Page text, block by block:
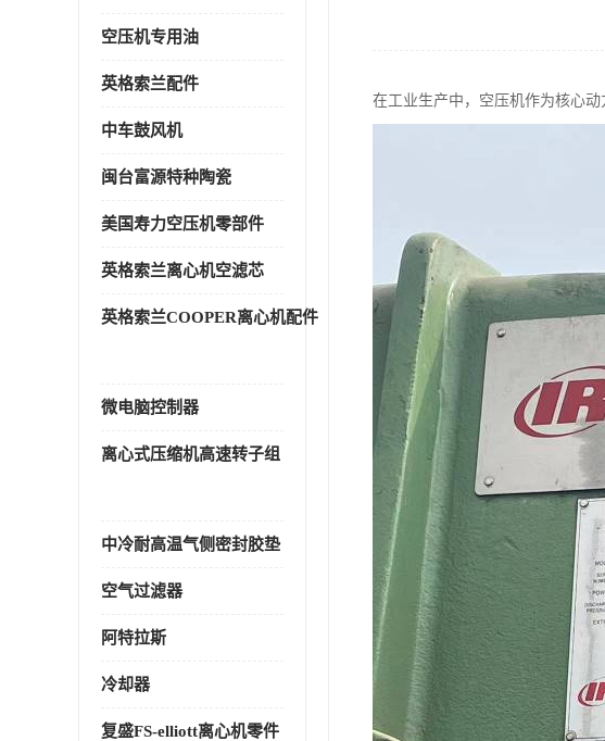
空压机专用油
英格索兰配件
中车鼓风机
闽台富源特种陶瓷
美国寿力空压机零部件
英格索兰离心机空滤芯
英格索兰COOPER离心机配件
微电脑控制器
离心式压缩机高速转子组
中冷耐高温气侧密封胶垫
空气过滤器
阿特拉斯
冷却器
复盛FS-elliott离心机零件
在工业生产中，空压机作为核心